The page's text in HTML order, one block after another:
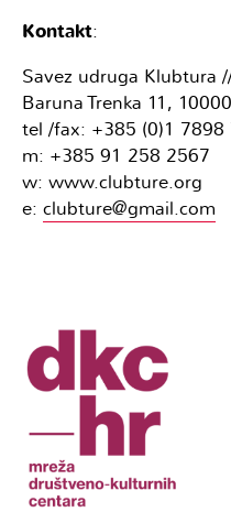
Kontakt:
Savez udruga Klubtura
Baruna Trenka 11,
tel /fax: +385 (0)1 7898
m: +385 91 258 2567
w: www.clubture.org
e: clubture@gmail.com